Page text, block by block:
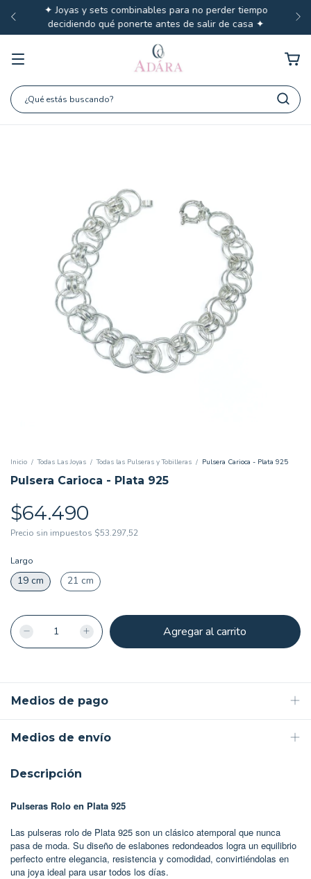
✦ Joyas y sets combinables para no perder tiempo
decidiendo qué ponerte antes de salir de casa ✦
Inicio / Todas Las Joyas / Todas las Pulseras y Tobilleras / Pulsera Carioca - Plata 925
Pulsera Carioca - Plata 925
$64.490
Precio sin impuestos $53.297,52
Largo
19 cm 21 cm
Medios de pago
Medios de envío
Descripción
Pulseras Rolo en Plata 925
Las pulseras rolo de Plata 925 son un clásico atemporal que nunca
pasa de moda. Su diseño de eslabones redondeados logra un equilibrio
perfecto entre elegancia, resistencia y comodidad, convirtiéndolas en
una joya ideal para usar todos los días.